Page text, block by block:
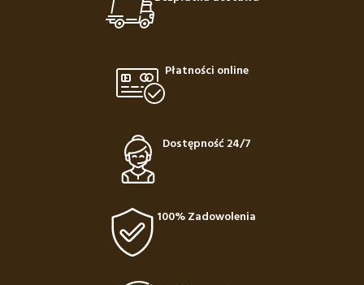
Płatności online
Dostępność 24/7
100% Zadowolenia